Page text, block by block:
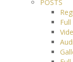
POSTS